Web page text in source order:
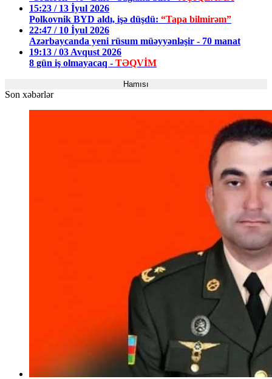
15:23 / 13 İyul 2026
Polkovnik BYD aldı, işə düşdü: “Tapa bilmirəm”
22:47 / 10 İyul 2026
Azərbaycanda yeni rüsum müəyyənləşir - 70 manat
19:13 / 03 Avqust 2026
8 gün iş olmayacaq - TƏQVİM
Hamısı
Son xəbərlər